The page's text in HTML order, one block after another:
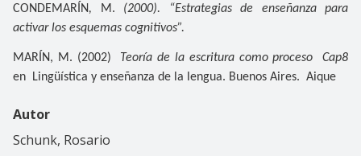
CONDEMARÍN, M. (2000). “Estrategias de enseñanza para
activar los esquemas cognitivos”.
MARÍN, M. (2002)
Teoría de la escritura como proceso Cap8
en Lingüística y enseñanza de la lengua. Buenos Aires. Aique
Autor
Schunk, Rosario